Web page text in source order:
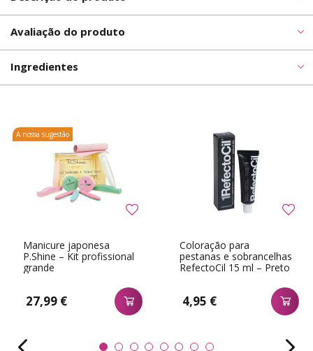
Avaliação do produto
Ingredientes
Manicure japonesa
P.Shine – Kit profissional
grande
27,99 €
A nossa sugestão
Coloração para
pestanas e sobrancelhas
RefectoCil 15 ml – Preto
4,95 €